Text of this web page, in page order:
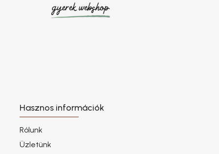
Hasznos információk
Rólunk
Üzletünk